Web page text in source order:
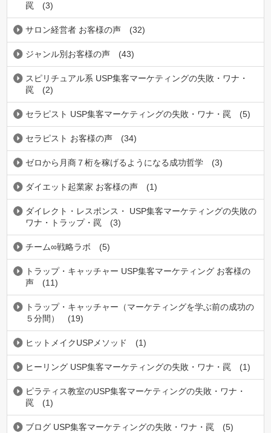
罠
(3)
サロン経営者 お客様の声 (32)
ジャンル別お客様の声 (43)
スピリチュアル系 USP集客マーケティングの失敗・ワナ・
罠
(2)
セラピスト USP集客マーケティングの失敗・ワナ・罠 (5)
セラピスト お客様の声 (34)
ゼロから月商７桁を稼げるようになる成功哲学 (3)
ダイエット起業家 お客様の声 (1)
ダイレクト・レスポンス・ USP集客マーケティングの失敗の
ワナ・トラップ・罠
(3)
チーム∞戦略ラボ (5)
トラップ・キャッチャー USP集客マーケティング お客様の
声
(11)
トラップ・キャッチャー（マーケティングを学ぶ前の成功の
５分間）
(19)
ヒットメイクUSPメソッド (1)
ヒーリング USP集客マーケティングの失敗・ワナ・罠 (1)
ピラティス教室のUSP集客マーケティングの失敗・ワナ・
罠
(1)
ブログ USP集客マーケティングの失敗・ワナ・罠 (5)